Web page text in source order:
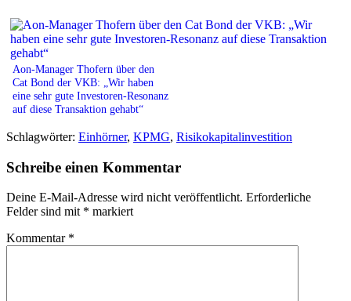
Aon-Manager Thofern über den
Cat Bond der VKB: „Wir haben
eine sehr gute Investoren-Resonanz
auf diese Transaktion gehabt“
Schlagwörter: Einhörner, KPMG, Risikokapitalinvestition
Schreibe einen Kommentar
Deine E-Mail-Adresse wird nicht veröffentlicht. Erforderliche
Felder sind mit * markiert
Kommentar *